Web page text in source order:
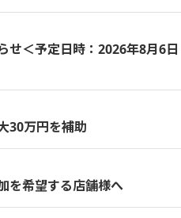
せ＜予定日時：2026年8月6日
30万円を補助
を希望する店舗様へ